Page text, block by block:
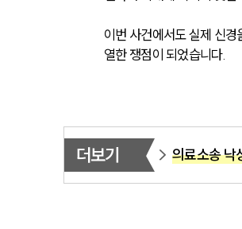
이번 사건에서도 실제 신
열한 쟁점이 되었습니다.
더보기 의료소송 낙